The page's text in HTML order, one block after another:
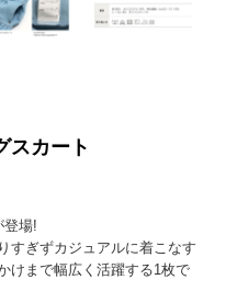
スカート
登場!
すぎずカジュアルに着こなす
けまで幅広く活躍する1枚で